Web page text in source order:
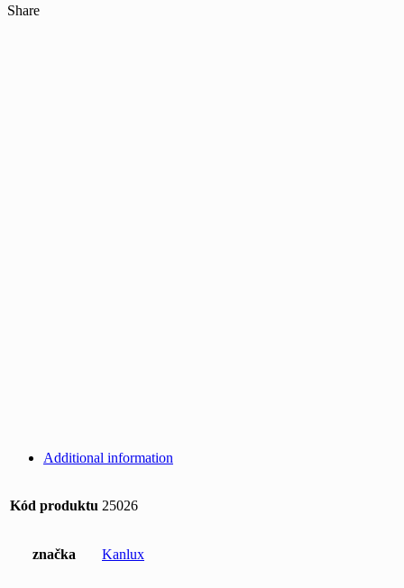
Share
Additional information
Kód produktu 25026
značka Kanlux